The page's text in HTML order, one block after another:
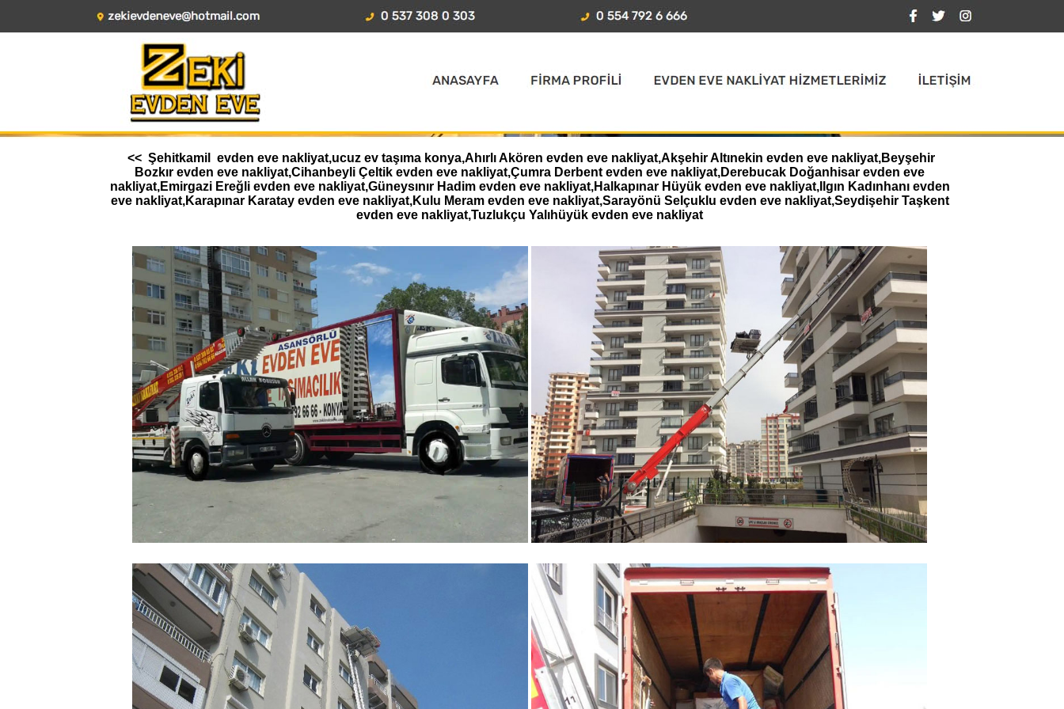
<< Şehitkamil evden eve nakliyat,ucuz ev taşıma konya,Ahırlı Akören evden eve nakliyat,Akşehir Altınekin evden eve nakliyat,Beyşehir
Bozkır evden eve nakliyat,Cihanbeyli Çeltik evden eve nakliyat,Çumra Derbent evden eve nakliyat,Derebucak Doğanhisar evden eve
nakliyat,Emirgazi Ereğli evden eve nakliyat,Güneysınır Hadim evden eve nakliyat,Halkapınar Hüyük evden eve nakliyat,Ilgın Kadınhanı evden
eve nakliyat,Karapınar Karatay evden eve nakliyat,Kulu Meram evden eve nakliyat,Sarayönü Selçuklu evden eve nakliyat,Seydişehir Taşkent
evden eve nakliyat,Tuzlukçu Yalıhüyük evden eve nakliyat